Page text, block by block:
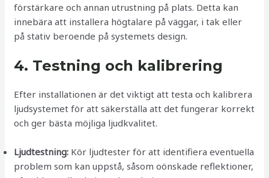
förstärkare och annan utrustning på plats. Detta kan
innebära att installera högtalare på väggar, i tak eller
på stativ beroende på systemets design.
4. Testning och kalibrering
Efter installationen är det viktigt att testa och kalibrera
ljudsystemet för att säkerställa att det fungerar korrekt
och ger bästa möjliga ljudkvalitet.
Ljudtestning: Kör ljudtester för att identifiera eventuella
problem som kan uppstå, såsom oönskade reflektioner,